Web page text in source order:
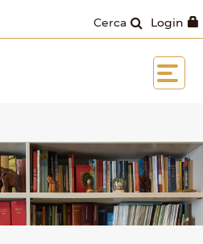
Login
Cerca